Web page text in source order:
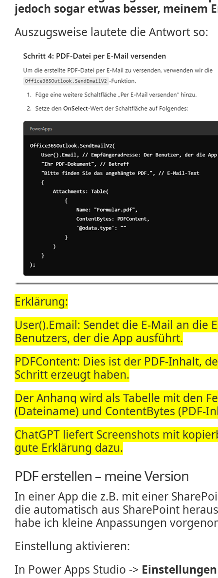
jedoch sogar etwas besser, meinem
Auszugsweise lautete die Antwort so:
Erklärung:
User().Email: Sendet die E-Mail an die
Benutzers, der die App ausführt.
PDFContent: Dies ist der PDF-Inhalt,
Schritt erzeugt haben.
Der Anhang wird als Tabelle mit den
(Dateiname) und ContentBytes (PDF-
ChatGPT liefert Screenshots mit
gute Erklärung dazu.
PDF erstellen – meine Version
In einer App die z.B. mit einer
die automatisch aus SharePoint
habe ich kleine Anpassungen
Einstellung aktivieren:
In Power Apps Studio -> Einstellungen